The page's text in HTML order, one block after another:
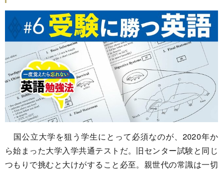
国公立大学を狙う学生にとって必須なのが、2020年か
ら始まった大学入学共通テストだ。旧センター試験と同じ
つもりで挑むと大けがすること必至。親世代の常識は一切